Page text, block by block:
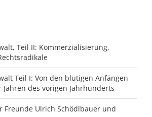
Teil II: Kommerzialisierung,
Teil I: Von den blutigen Anfängen
Jahren des vorigen Jahrhunderts
Freunde Ulrich Schödlbauer und